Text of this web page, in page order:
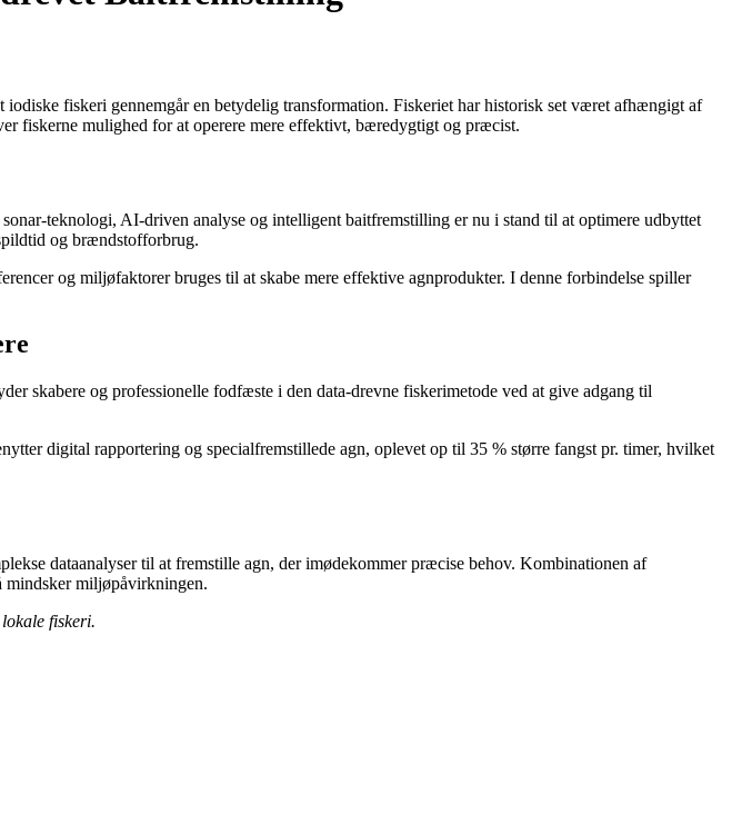
fiskeri gennemgår en betydelig transformation. Fiskeriet har historisk set været afhængigt af
fiskerne mulighed for at operere mere effektivt, bæredygtigt og præcist.
teknologi, AI-driven analyse og intelligent baitfremstilling er nu i stand til at optimere udbyttet
og brændstofforbrug.
og miljøfaktorer bruges til at skabe mere effektive agnprodukter. I denne forbindelse spiller
skabere og professionelle fodfæste i den data-drevne fiskerimetode ved at give adgang til
digital rapportering og specialfremstillede agn, oplevet op til 35 % større fangst pr. timer, hvilket
dataanalyser til at fremstille agn, der imødekommer præcise behov. Kombinationen af
miljøpåvirkningen.
fiskeri.